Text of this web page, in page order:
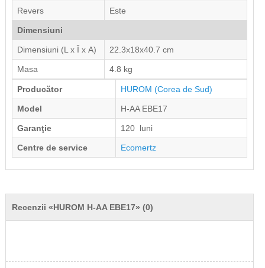
Revers Este
Dimensiuni
Dimensiuni (L х Î х A) 22.3x18x40.7 cm
Masa 4.8 kg
Producător HUROM (Corea de Sud)
Model H-AA EBE17
Garanţie 120 luni
Centre de service Ecomertz
Recenzii «HUROM H-AA EBE17» (0)